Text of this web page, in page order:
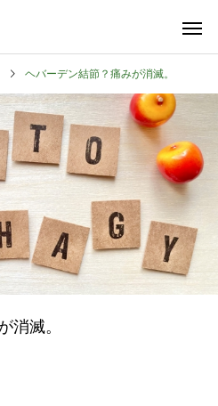
戦
日常のこと
令和８年熊本地震
ヘバーデン結節？痛みが消滅。
消滅。